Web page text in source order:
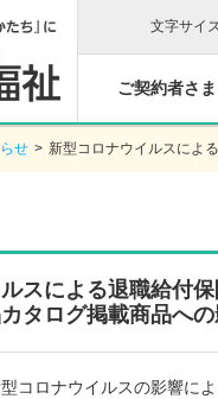
文字サイ
ご契約者さま
せ > 新型コロナウイルスによ
スによる退職給付
タログ掲載商品へ
コロナウイルスの影響に